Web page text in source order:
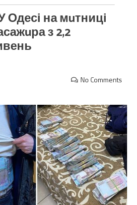
Одесі на мuтниці
з 2,2
No Comments